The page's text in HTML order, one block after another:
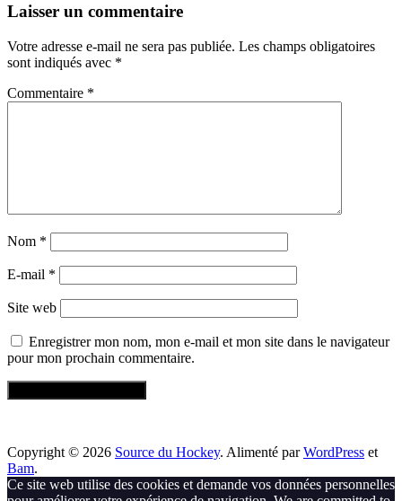
Laisser un commentaire
Votre adresse e-mail ne sera pas publiée. Les champs obligatoires
sont indiqués avec *
Commentaire *
Nom *
E-mail *
Site web
Enregistrer mon nom, mon e-mail et mon site dans le navigateur
pour mon prochain commentaire.
Copyright © 2026 Source du Hockey. Alimenté parWordPress et
Bam.
Ce site web utilise des cookies et demande vos données personnelles